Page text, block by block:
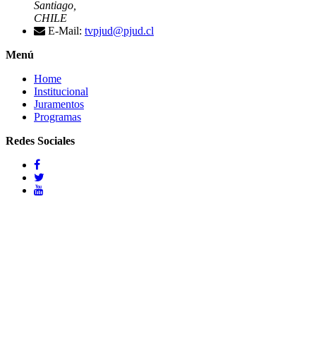
Santiago,
CHILE
E-Mail: tvpjud@pjud.cl
Menú
Home
Institucional
Juramentos
Programas
Redes Sociales